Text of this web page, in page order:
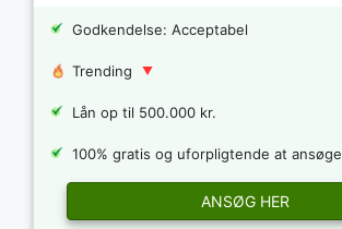
Godkendelse: Acceptabel
Trending
Lån op til 500.000 kr.
100% gratis og uforpligtende at ansøge
ANSØG HER